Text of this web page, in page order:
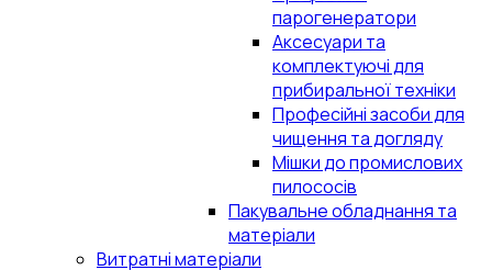
парогенератори
Аксесуари та
комплектуючі для
прибиральної техніки
Професійні засоби для
чищення та догляду
Мішки до промислових
пилососів
Пакувальне обладнання та
матеріали
Витратні матеріали